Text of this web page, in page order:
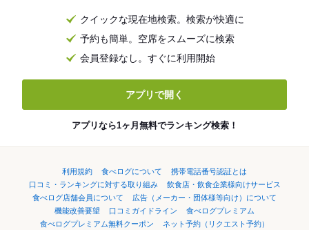
クイックな現在地検索。検索が快適に
予約も簡単。空席をスムーズに検索
会員登録なし。すぐに利用開始
アプリで開く
アプリなら1ヶ月無料でランキング検索！
利用規約 食べログについて
携帯電話番号認証とは
口コミ・ランキングに対する取り組み
飲食店・飲食企業様向けサービス
食べログ店舗会員について
広告（メーカー・団体様等向け）について
機能改善要望
口コミガイドライン
食べログプレミアム
食べログプレミアム無料クーポン
ネット予約（リクエスト予約）